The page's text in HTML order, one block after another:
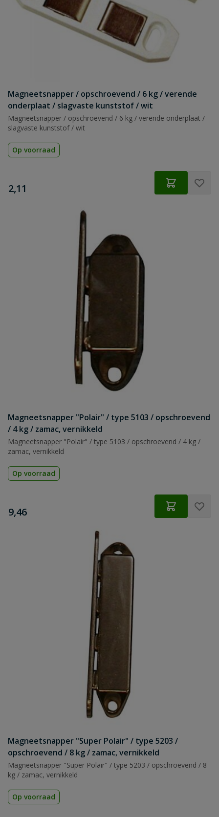
Magneetsnapper / opschroevend / 6 kg / verende
onderplaat / slagvaste kunststof / wit
Magneetsnapper / opschroevend / 6 kg / verende onderplaat /
slagvaste kunststof / wit
Op voorraad
€
2,11
Magneetsnapper "Polair" / type 5103 / opschroevend
/ 4 kg / zamac, vernikkeld
Magneetsnapper "Polair" / type 5103 / opschroevend / 4 kg /
zamac, vernikkeld
Op voorraad
€
9,46
Magneetsnapper "Super Polair" / type 5203 /
opschroevend / 8 kg / zamac, vernikkeld
Magneetsnapper "Super Polair" / type 5203 / opschroevend / 8
kg / zamac, vernikkeld
Op voorraad